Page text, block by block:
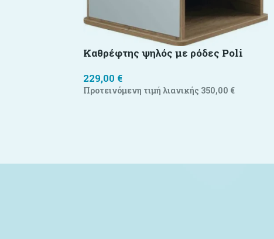
Καθρέφτης ψηλός με ρόδες Poli
229,00 €
Προτεινόμενη τιμή λιανικής 350,00 €